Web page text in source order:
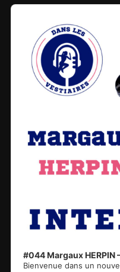
Audio
#044 Margaux HERPIN
Bienvenue dans un